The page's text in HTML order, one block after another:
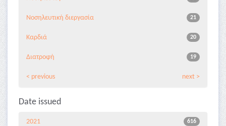
21
Νοσηλευτική διεργασία
20
Καρδιά
19
Διατροφή
< previous next >
Date issued
616
2021